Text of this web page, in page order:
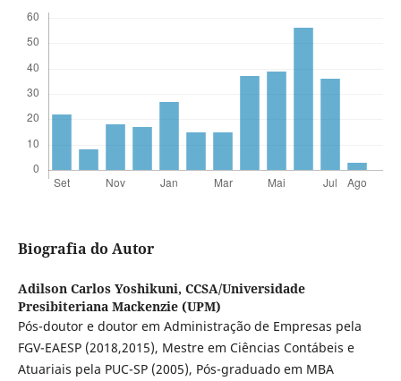
Biografia do Autor
Adilson Carlos Yoshikuni, CCSA/Universidade
Presibiteriana Mackenzie (UPM)
Pós-doutor e doutor em Administração de Empresas pela
FGV-EAESP (2018,2015), Mestre em Ciências Contábeis e
Atuariais pela PUC-SP (2005), Pós-graduado em MBA